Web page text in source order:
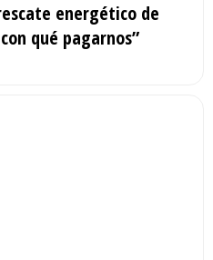
energético de
qué pagarnos”